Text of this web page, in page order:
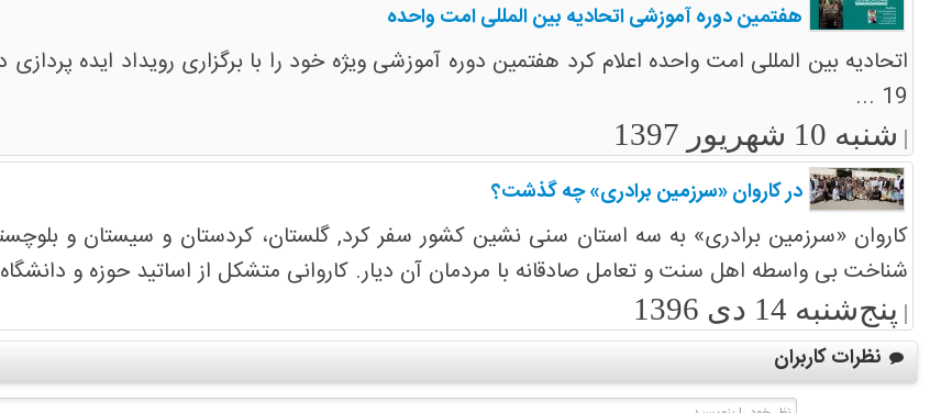
هفتمین دوره آموزشی اتحادیه بین المللی امت واحده
19 ...
شنبه 10 شهریور 1397
در کاروان «سرزمین برادری» چه گذشت؟
کاروان «سرزمین برادری» به سه استان سنی نشین کشور سفر کرد, گلستان، کردستان و سیستان و
شناخت بی واسطه اهل سنت و تعامل صادقانه با مردمان آن دیار. کاروانی متشکل از اساتید حوزه و
پنج‌شنبه 14 دی 1396
نظرات کاربران